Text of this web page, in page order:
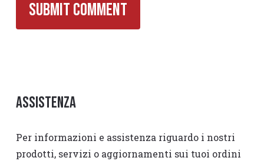
Assistenza
Per informazioni e assistenza riguardo i nostri
prodotti, servizi o aggiornamenti sui tuoi ordini